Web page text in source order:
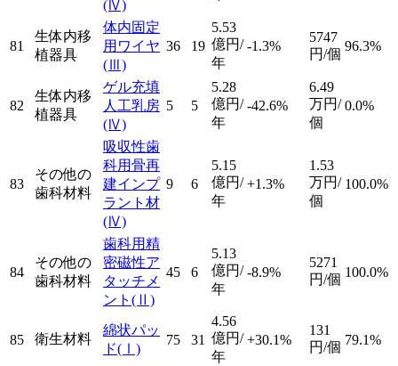
(Ⅳ)
81
生体内移
植器具
体内固定
用ワイヤ
(Ⅲ)
36 19
5.53
億円/
年
-1.3%
5747
円/個
96.3%
82
生体内移
植器具
ゲル充填
人工乳房
(Ⅳ)
5 5
5.28
億円/
年
-42.6%
6.49
万円/
個
0.0%
83
その他の
歯科材料
吸収性歯
科用骨再
建インプ
ラント材
(Ⅳ)
9 6
5.15
億円/
年
+1.3%
1.53
万円/
個
100.0%
84
その他の
歯科材料
歯科用精
密磁性ア
タッチメ
ント (Ⅱ)
45 6
5.13
億円/
年
-8.9%
5271
円/個 100.0%
85 衛生材料
綿状パッ
ド(Ⅰ)
75 31
4.56
億円/
年
+30.1%
131
円/個 79.1%